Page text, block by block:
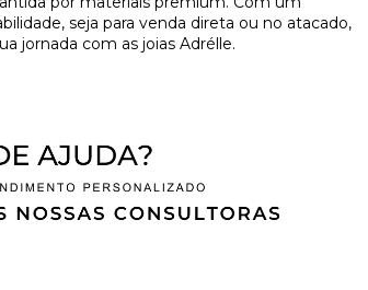
seja para venda direta ou no atacado,
jornada com as joias Adrélle.